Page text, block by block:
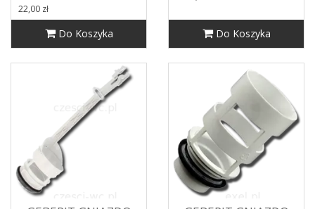
22,00 zł
Do Koszyka Do Koszyka